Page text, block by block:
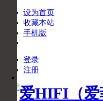
下
APP
设为首页
收藏本站
手机版
登录
注册